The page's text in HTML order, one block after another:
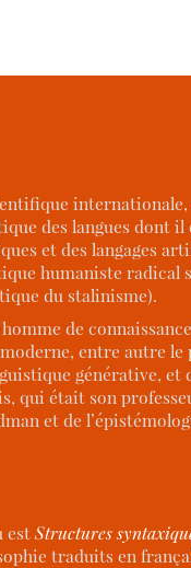
des langues dont il
et des langages
humaniste radical
du stalinisme).
de
entre autre le
générative, et
qui était son
et de
estStructures
traduits en